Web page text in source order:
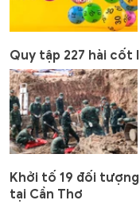
Quy tập 227 hài cốt
Khởi tố 19 đối
tại Cần Thơ